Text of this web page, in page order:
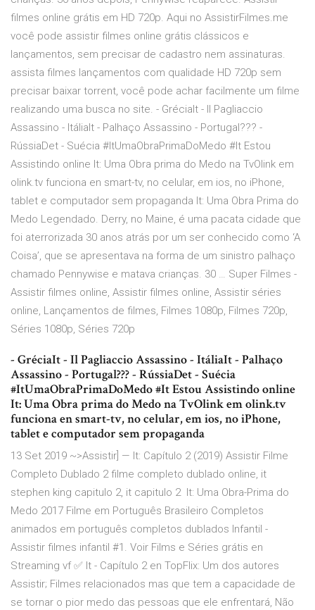
filmes online grátis em HD 720p. Aqui no AssistirFilmes.me
você pode assistir filmes online grátis clássicos e
lançamentos, sem precisar de cadastro nem assinaturas.
assista filmes lançamentos com qualidade HD 720p sem
precisar baixar torrent, você pode achar facilmente um filme
realizando uma busca no site. - GréciaIt - Il Pagliaccio
Assassino - ItáliaIt - Palhaço Assassino - Portugal??? -
RússiaDet - Suécia #ItUmaObraPrimaDoMedo #It Estou
Assistindo online It: Uma Obra prima do Medo na TvOlink em
olink.tv funciona en smart-tv, no celular, em ios, no iPhone,
tablet e computador sem propaganda It: Uma Obra Prima do
Medo Legendado. Derry, no Maine, é uma pacata cidade que
foi aterrorizada 30 anos atrás por um ser conhecido como ‘A
Coisa’, que se apresentava na forma de um sinistro palhaço
chamado Pennywise e matava crianças. 30 … Super Filmes -
Assistir filmes online, Assistir filmes online, Assistir séries
online, Lançamentos de filmes, Filmes 1080p, Filmes 720p,
Séries 1080p, Séries 720p
- GréciaIt - Il Pagliaccio Assassino - ItáliaIt - Palhaço
Assassino - Portugal??? - RússiaDet - Suécia
#ItUmaObraPrimaDoMedo #It Estou Assistindo online
It: Uma Obra prima do Medo na TvOlink em olink.tv
funciona en smart-tv, no celular, em ios, no iPhone,
tablet e computador sem propaganda
13 Set 2019 ~>Assistir] — It: Capítulo 2 (2019) Assistir Filme
Completo Dublado 2 filme completo dublado online, it
stephen king capitulo 2, it capitulo 2 It: Uma Obra-Prima do
Medo 2017 Filme em Português Brasileiro Completos
animados em português completos dublados Infantil -
Assistir filmes infantil #1. Voir Films e Séries grátis en
Streaming vf ✅ It - Capítulo 2 en TopFlix: Um dos autores
Assistir; Filmes relacionados mas que tem a capacidade de
se tornar o pior medo das pessoas que ele enfrentará, Não